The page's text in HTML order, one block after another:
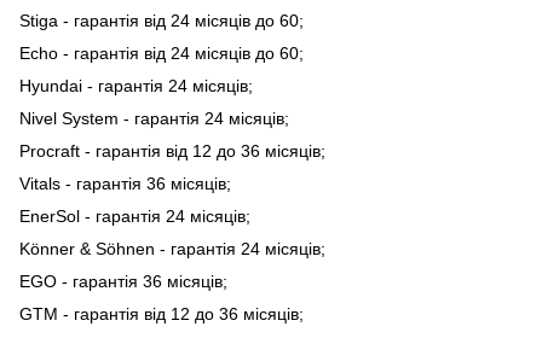
Stiga - гарантія від 24 місяців до 60;
Echo - гарантія від 24 місяців до 60;
Hyundai - гарантія 24 місяців;
Nivel System - гарантія 24 місяців;
Procraft - гарантія від 12 до 36 місяців;
Vitals - гарантія 36 місяців;
EnerSol - гарантія 24 місяців;
Könner & Söhnen - гарантія 24 місяців;
EGO - гарантія 36 місяців;
GTM - гарантія від 12 до 36 місяців;